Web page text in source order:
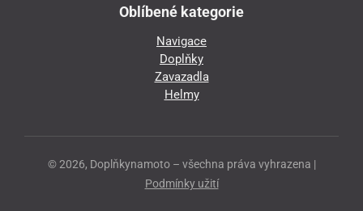
Oblíbené kategorie
Navigace
Doplňky
Zavazadla
Helmy
© 2026, Doplňkynamoto – všechna práva vyhrazena |
Podmínky užití